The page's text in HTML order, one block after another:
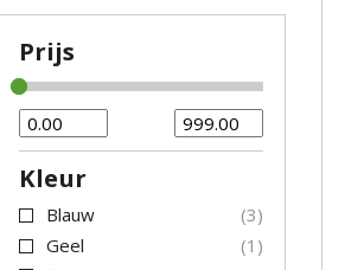
Prijs
Kleur
Blauw
3
Geel
1